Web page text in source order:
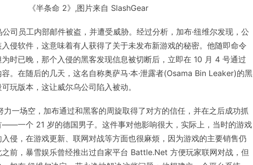
《半条命 2》,图片来自 SlashGear
司员工内部邮件被盗，并遭受威胁。经过分析，加布·纽维尔发现，公
侵软件，这意味着有人获得了关于未发布新游戏的秘密。他随即命令
时已晚，那个入侵的黑客发现信息被切断后，立即在 10 月 4 号通过
。在随后的几天，这名自称奥萨马·本·泄露者(Osama Bin Leaker)的黑
玩版本，这让威尔乌公司陷入被动。
一场空，加布通过和黑客的周旋取得了对方的信任，并在之后成功抓
——一个 21 岁的德国男子。这件事对他影响很大，实际上，当时的游戏
侵，在游戏更新、联网对战等方面也很麻烦，因为游戏的主要销售仍
前，暴雪娱乐曾经推出过自家平台 Battle.Net 方便玩家联网对战，但